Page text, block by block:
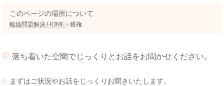
このページの場所について
離婚問題解決 HOME › 親権
落ち着いた空間でじっくりとお話をお聞かせください。
まずはご状況やお話をじっくりお聞きいたします。